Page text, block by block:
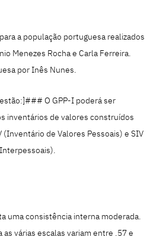
a população portuguesa realizados
Menezes Rocha e Carla Ferreira.
por Inês Nunes.
O GPP-I poderá ser
inventários de valores construídos
(Inventário de Valores Pessoais) e SIV
uma consistência interna moderada.
várias escalas variam entre .57 e